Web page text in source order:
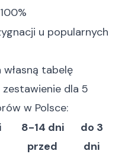
u popularnych
tabelę
dla 5
w Polsce:
8-14 dni
przed
do 3
dni